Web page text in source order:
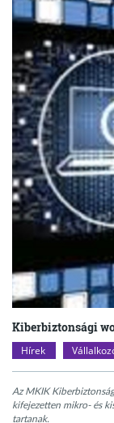
Kiberbiztonsági
Hírek
Az MKIK
kifejezetten mikro- és
tartanak.